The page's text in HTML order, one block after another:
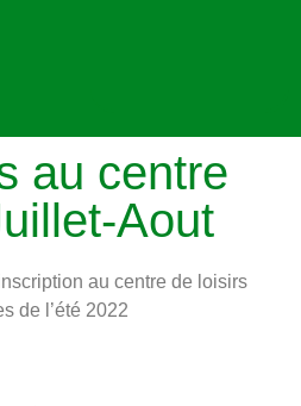
au centre
Aout
au centre de loisirs
de l’été 2022